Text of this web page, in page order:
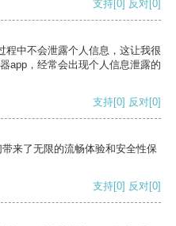
支持[0] 反对[0]
程中不会泄露个人信息，这让我很
app，经常会出现个人信息泄露的
支持[0] 反对[0]
来了无限的流畅体验和安全性保
支持[0] 反对[0]